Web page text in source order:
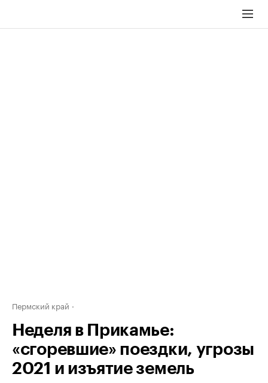
Пермский край
Неделя в Прикамье:
«сгоревшие» поездки, угрозы
2021 и изъятие земель